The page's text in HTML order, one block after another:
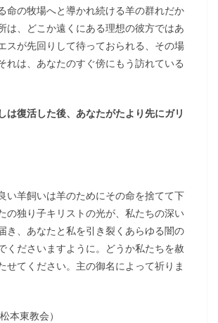
命の牧場へと導かれ続ける羊の群れだか
は、どこか遠くにある理想の彼方ではあ
スが先回りして待っておられる、その場
れは、あなたのすぐ傍にもう訪れている
は復活した後、あなたがたより先にガリ
い羊飼いは羊のためにその命を捨てて下
の独り子キリストの光が、私たちの深い
き、あなたと私を引き裂くあらゆる闇の
くださいますように。どうか私たちを赦
せてください。主の御名によって祈りま
本東教会）